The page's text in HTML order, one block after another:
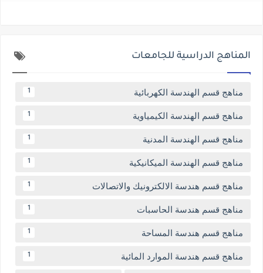
المناهج الدراسية للجامعات
مناهج قسم الهندسة الكهربائية 1
مناهج قسم الهندسة الكيمياوية 1
مناهج قسم الهندسة المدنية 1
مناهج قسم الهندسة الميكانيكية 1
مناهج قسم هندسة الالكترونيك والاتصالات 1
مناهج قسم هندسة الحاسبات 1
مناهج قسم هندسة المساحة 1
مناهج قسم هندسة الموارد المائية 1